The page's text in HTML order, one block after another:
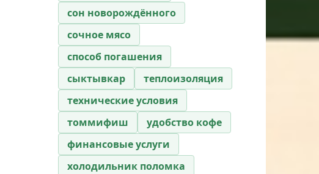
сон новорождённого
сочное мясо
способ погашения
сыктывкар
теплоизоляция
технические условия
томмифиш
удобство кофе
финансовые услуги
холодильник поломка